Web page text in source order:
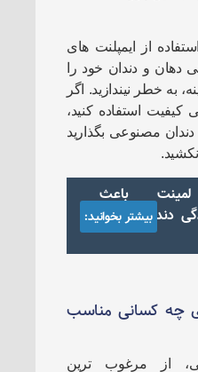
از ایمپلنت های
و دندان خود را
به خطر نیندازید. اگر
کیفیت استفاده کنید،
مصنوعی بگذارید
باعث
دندان ها می
بیشتر بخوانید:
چه کسانی مناسب
از مرغوب ترین